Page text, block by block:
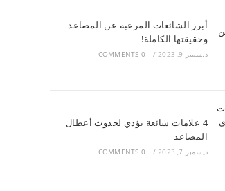
أبرز الشائعات المرعبة عن المصاعد
وحقيقتها الكاملة!
ديسمبر 9, 2023 /
0 COMMENTS
4 علامات شائعة تؤدي لحدوث أعطال
المصاعد
ديسمبر 7, 2023 /
0 COMMENTS